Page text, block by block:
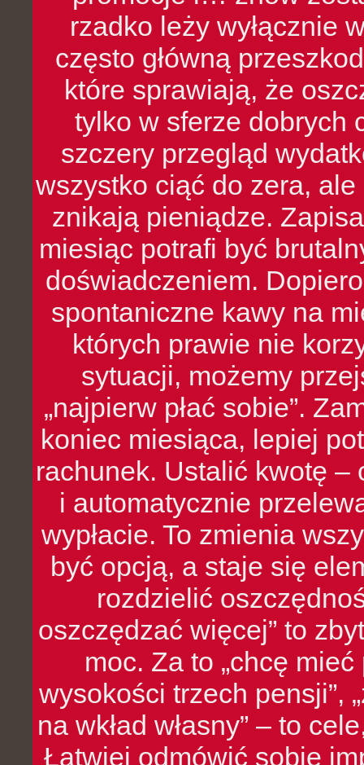
rzadko leży wyłącznie
często główną
które sprawiają, że
tylko w sferze dobrych
szczery przegląd
wszystko ciąć do zera,
znikają pieniądze.
miesiąc potrafi być
doświadczeniem.
spontaniczne kawy na
których prawie nie
sytuacji, możemy
„najpierw płać sobie”.
koniec miesiąca, lepiej
rachunek. Ustalić kwotę
i automatycznie
wypłacie. To zmienia
być opcją, a staje się
rozdzielić
oszczędzać więcej” to
moc. Za to „chcę
wysokości trzech pensji”,
na wkład własny” – to
Łatwiej odmówić sobie